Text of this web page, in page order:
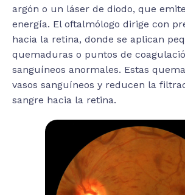
argón o un láser de diodo, que
energía. El oftalmólogo dirige con
hacia la retina, donde se aplican
quemaduras o puntos de
sanguíneos anormales. Estas
vasos sanguíneos y reducen la
sangre hacia la retina.